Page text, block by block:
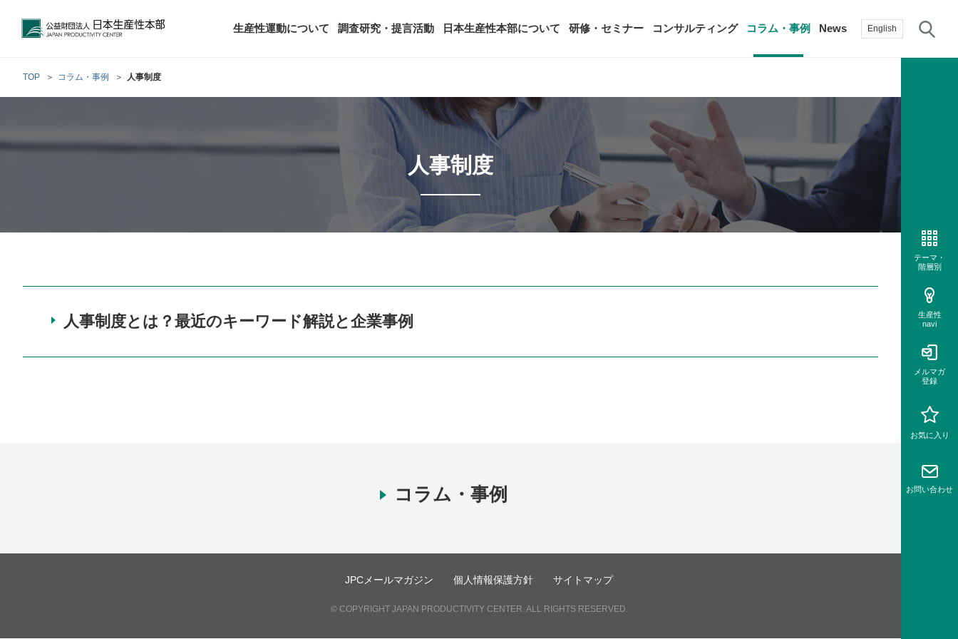
公益財団法人日本生産性本部 English
生産性運動について
調査研究・提言活動 日本生産性本部について 研修・セミナー コンサルティング コラム・事例 News
生産性とは
年頭会長所感
生産性シンポジウム
国際連携・国際交流活動
活動組織
過去の活動実績
生産性新聞
綱領・宣言集
生産性白書
最新の調査研究・提言活動
働く人のメンタルヘルスに関する調査
顧客満足度調査（JCSI）
レジャー白書
雇用・賃金に関する調査研究・提言
自治体に関する調査研究・提言
その他の調査研究・提言
評議員・理事・監事一覧
定款および業務・財務に関する資料
SDGsへの取り組み
日本生産性本部とは
全国の生産性機関
賛助会員
採用情報
書籍
手帳
階層別研修
来月の研修・セミナー
アーカイブ研修・セミナー
オーダーメイド研修（企業内研修）
主な研修会場地図
コンサルタント紹介
経営コンサルタント候補について
TOP コラム・事例 人事制度
人事制度
人事制度とは？最近のキーワード解説と企業事例
コラム・事例
JPCメールマガジン 個人情報保護方針 サイトマップ
© COPYRIGHT JAPAN PRODUCTIVITY CENTER. ALL RIGHTS RESERVED.
テーマ・
階層別
生産性
navi
メルマガ
登録
お気に入り
お問い合わせ